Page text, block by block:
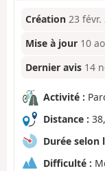
Création 23 févr.
Mise à jour 10
Dernier avis 14
Activité :
Distance :
Durée selon
Difficulté :